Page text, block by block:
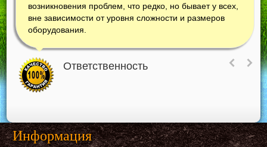
возникновения проблем, что редко, но бывает у всех,
вне зависимости от уровня сложности и размеров
оборудования.
Ответственность
Информация